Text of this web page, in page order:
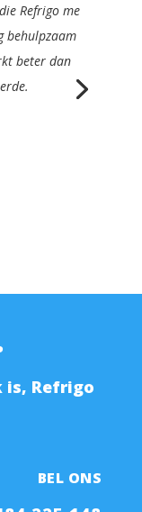
aan elke
snel,
en
dag.
is, Refrigo
BEL ONS